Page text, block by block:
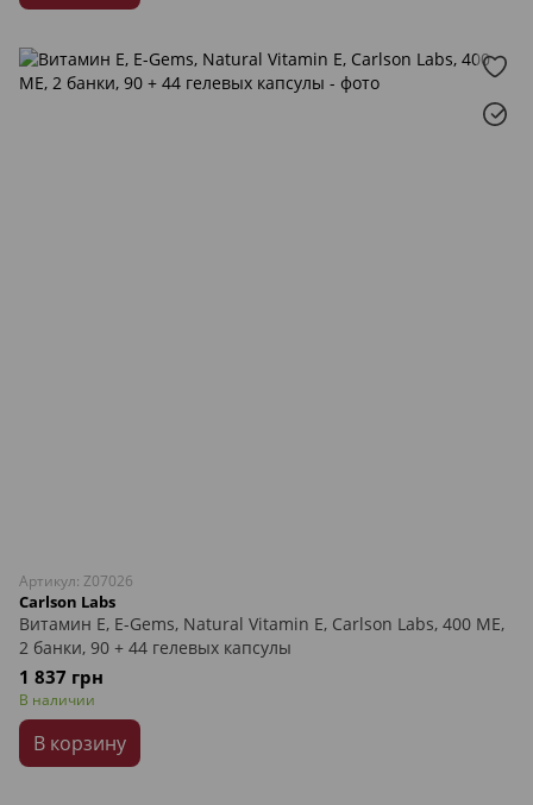
Артикул: Z07026
Carlson Labs
Витамин Е, E-Gems, Natural Vitamin E, Carlson Labs, 400 МЕ,
2 банки, 90 + 44 гелевых капсулы
1 837 грн
В наличии
В корзину